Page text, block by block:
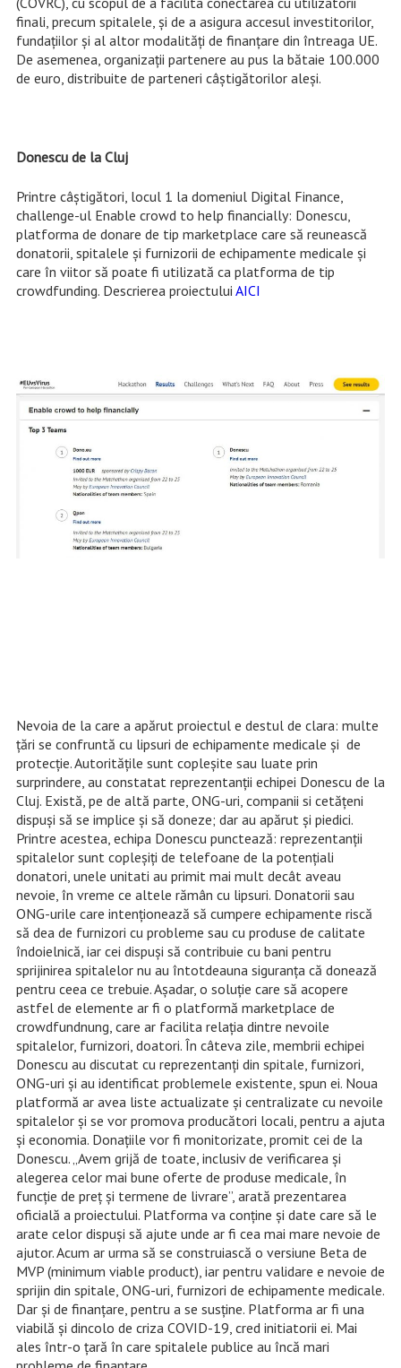
finali, precum spitalele, și de a asigura accesul investitorilor,
fundațiilor și al altor modalități de finanțare din întreaga UE.
De asemenea, organizaţii partenere au pus la bătaie 100.000
de euro, distribuite de parteneri câştigătorilor aleşi.
Donescu de la Cluj
Printre câştigători, locul 1 la domeniul Digital Finance,
challenge-ul Enable crowd to help financially: Donescu,
platforma de donare de tip marketplace care să reunească
donatorii, spitalele și furnizorii de echipamente medicale și
care în viitor să poate fi utilizată ca platforma de tip
crowdfunding. Descrierea proiectului AICI
Nevoia de la care a apărut proiectul e destul de clara: multe
ţări se confruntă cu lipsuri de echipamente medicale şi de
protecţie. Autorităţile sunt copleşite sau luate prin
surprindere, au constatat reprezentanţii echipei Donescu de la
Cluj. Există, pe de altă parte, ONG-uri, companii si cetăţeni
dispuşi să se implice şi să doneze; dar au apărut şi piedici.
Printre acestea, echipa Donescu punctează: reprezentanţii
spitalelor sunt copleşiţi de telefoane de la potenţiali
donatori, unele unitati au primit mai mult decât aveau
nevoie, în vreme ce altele rămân cu lipsuri. Donatorii sau
ONG-urile care intenţionează să cumpere echipamente riscă
să dea de furnizori cu probleme sau cu produse de calitate
îndoielnică, iar cei dispuşi să contribuie cu bani pentru
sprijinirea spitalelor nu au întotdeauna siguranţa că donează
pentru ceea ce trebuie. Aşadar, o soluţie care să acopere
astfel de elemente ar fi o platformă marketplace de
crowdfundnung, care ar facilita relaţia dintre nevoile
spitalelor, furnizori, doatori. În câteva zile, membrii echipei
Donescu au discutat cu reprezentanţi din spitale, furnizori,
ONG-uri şi au identificat problemele existente, spun ei. Noua
platformă ar avea liste actualizate şi centralizate cu nevoile
spitalelor şi se vor promova producători locali, pentru a ajuta
şi economia. Donaţiile vor fi monitorizate, promit cei de la
Donescu. „Avem grijă de toate, inclusiv de verificarea şi
alegerea celor mai bune oferte de produse medicale, în
funcţie de preţ şi termene de livrare”, arată prezentarea
oficială a proiectului. Platforma va conţine şi date care să le
arate celor dispuşi să ajute unde ar fi cea mai mare nevoie de
ajutor. Acum ar urma să se construiască o versiune Beta de
MVP (minimum viable product), iar pentru validare e nevoie de
sprijin din spitale, ONG-uri, furnizori de echipamente medicale.
Dar şi de finanţare, pentru a se susţine. Platforma ar fi una
viabilă şi dincolo de criza COVID-19, cred initiatorii ei. Mai
ales într-o ţară în care spitalele publice au încă mari